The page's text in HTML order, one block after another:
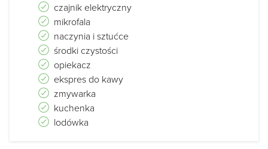
czajnik elektryczny
mikrofala
naczynia i sztućce
środki czystości
opiekacz
ekspres do kawy
zmywarka
kuchenka
lodówka